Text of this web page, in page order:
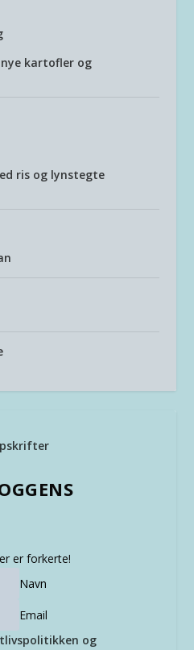
kartofler og
ris og lynstegte
er forkerte!
Navn
Email
og